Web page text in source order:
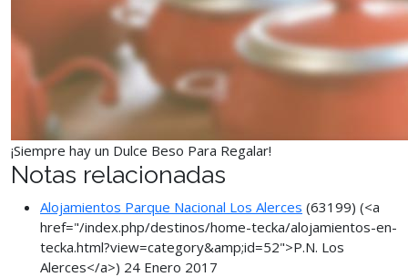
¡Siempre hay un Dulce Beso Para Regalar!
Notas relacionadas
Alojamientos Parque Nacional Los Alerces (63199) (<a
href="/index.php/destinos/home-tecka/alojamientos-en-
tecka.html?view=category&amp;id=52">P.N. Los
Alerces</a>) 24 Enero 2017